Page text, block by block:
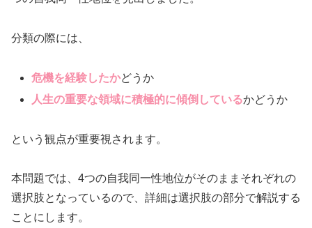
分類の際には、
危機を経験したかどうか
人生の重要な領域に積極的に傾倒しているかどうか
という観点が重要視されます。
本問題では、4つの自我同一性地位がそのままそれぞれの
選択肢となっているので、詳細は選択肢の部分で解説する
ことにします。